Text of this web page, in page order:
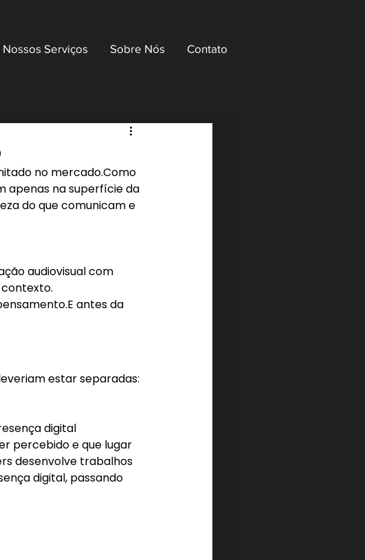
Nossos Serviços Sobre Nós Contato
no mercado.Como
apenas na superfície da
do que comunicam e
audiovisual com
antes da
estar separadas:
digital
percebido e que lugar
desenvolve trabalhos
digital, passando